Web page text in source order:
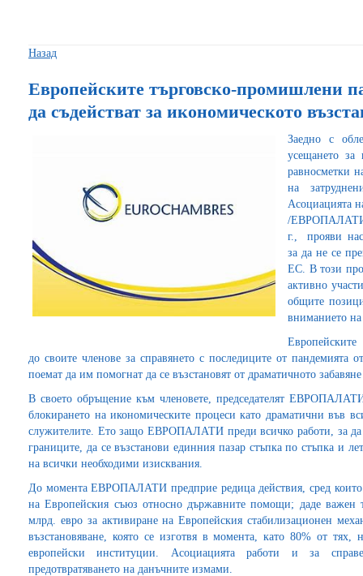
Назад
Европейските търговско-промишлени
да съдействат за икономическото
Заедно с
усещането
равносметки
на
Асоциацията
/ЕВРОПАЛАТИ/
г., прояви
за да не се
ЕС. В този
активно
общите
вниманието
до своите членове за справянето с последиците от пандемията
поемат да им помогнат да се възстановят от драматичното
В своето обръщение към членовете, председателят
блокирането на икономическите процеси като драматични във
служителите. Ето защо ЕВРОПАЛАТИ преди всичко работи, за да
границите, да се възстанови единния пазар стъпка по стъпка и
на всички необходими изисквания.
До момента ЕВРОПАЛАТИ предприе редица действия, сред
на Европейския съюз относно държавните помощи; даде важен
млрд. евро за активиране на Европейския стабилизационен
възстановяване, която се изготвя в момента, като 80% от тях,
европейски институции. Асоциацията работи и за
предотвратяването на данъчните измами.